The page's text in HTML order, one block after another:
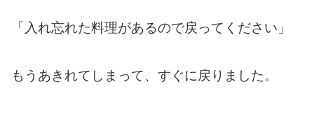
「入れ忘れた料理があるので戻ってください」
もうあきれてしまって、すぐに戻りました。